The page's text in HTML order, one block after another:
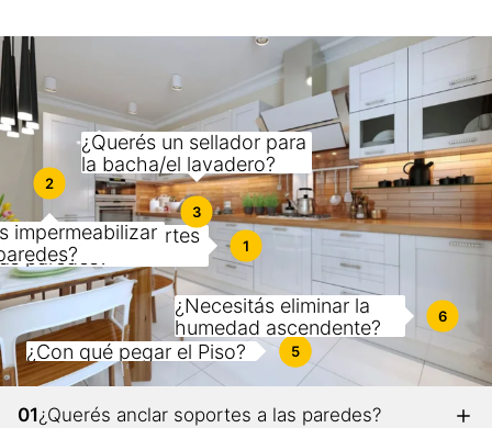
1
anclar soportes
paredes?
2
impermeabilizar
3
¿Querés un sellador para
la bacha/el lavadero?
4
¿Querés nivelar tu piso? 5
¿Con qué pegar el Piso?
6
¿Necesitás eliminar la
humedad ascendente?
01¿Querés anclar soportes a las paredes?